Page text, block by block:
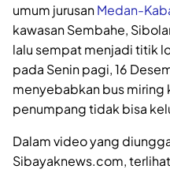
umum jurusanMedan-
kawasan Sembahe,
lalu sempat menjadi titik
pada Senin pagi, 16
menyebabkan bus miring
penumpang tidak bisa
Dalam video yang
Sibayaknews.com,